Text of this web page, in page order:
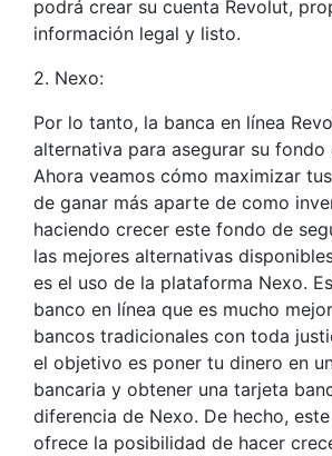
podrá crear su cuenta Revolut,
información legal y listo.
2. Nexo:
Por lo tanto, la banca en línea
alternativa para asegurar su fondo
Ahora veamos cómo maximizar
de ganar más aparte de como
haciendo crecer este fondo de
las mejores alternativas
es el uso de la plataforma Nexo.
banco en línea que es mucho
bancos tradicionales con toda
el objetivo es poner tu dinero en
bancaria y obtener una tarjeta
diferencia de Nexo. De hecho,
ofrece la posibilidad de hacer